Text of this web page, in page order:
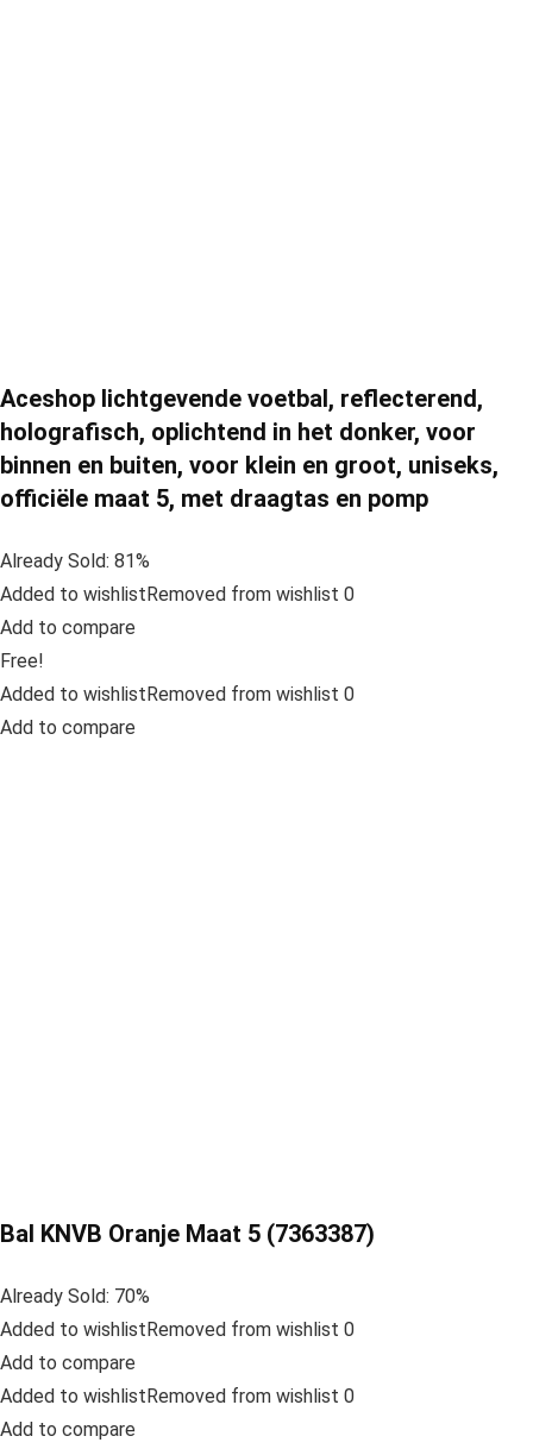
Aceshop lichtgevende voetbal, reflecterend,
holografisch, oplichtend in het donker, voor
binnen en buiten, voor klein en groot, uniseks,
officiële maat 5, met draagtas en pomp
Already Sold: 81%
Added to wishlistRemoved from wishlist 0
Add to compare
Free!
Added to wishlistRemoved from wishlist 0
Add to compare
Bal KNVB Oranje Maat 5 (7363387)
Already Sold: 70%
Added to wishlistRemoved from wishlist 0
Add to compare
Added to wishlistRemoved from wishlist 0
Add to compare